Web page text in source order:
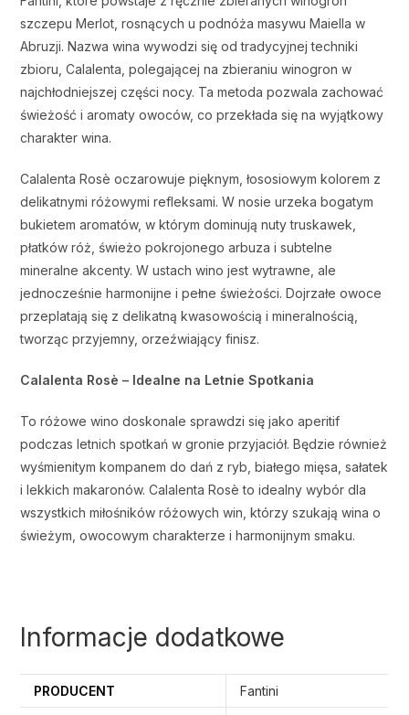
szczepu Merlot, rosnących u podnóża masywu Maiella w
Abruzji. Nazwa wina wywodzi się od tradycyjnej techniki
zbioru, Calalenta, polegającej na zbieraniu winogron w
najchłodniejszej części nocy. Ta metoda pozwala zachować
świeżość i aromaty owoców, co przekłada się na wyjątkowy
charakter wina.
Calalenta Rosè oczarowuje pięknym, łososiowym kolorem z
delikatnymi różowymi refleksami. W nosie urzeka bogatym
bukietem aromatów, w którym dominują nuty truskawek,
płatków róż, świeżo pokrojonego arbuza i subtelne
mineralne akcenty. W ustach wino jest wytrawne, ale
jednocześnie harmonijne i pełne świeżości. Dojrzałe owoce
przeplatają się z delikatną kwasowością i mineralnością,
tworząc przyjemny, orzeźwiający finisz.
Calalenta Rosè – Idealne na Letnie Spotkania
To różowe wino doskonale sprawdzi się jako aperitif
podczas letnich spotkań w gronie przyjaciół. Będzie również
wyśmienitym kompanem do dań z ryb, białego mięsa, sałatek
i lekkich makaronów. Calalenta Rosè to idealny wybór dla
wszystkich miłośników różowych win, którzy szukają wina o
świeżym, owocowym charakterze i harmonijnym smaku.
Informacje dodatkowe
PRODUCENT Fantini